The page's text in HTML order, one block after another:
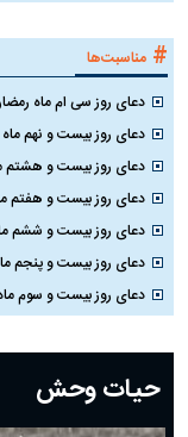
# مناسبت‌ها
دعای روز سی ام ماه رمضان؛ ۲۹ اسفند
دعای روز بیست و نهم ماه رمضان؛
دعای روز بیست و هشتم ماه
دعای روز بیست و هفتم ماه
دعای روز بیست و ششم ماه رمضان؛
دعای روز بیست و پنجم ماه رمضان؛
دعای روز بیست و سوم ماه رمضان؛
دعای روز بیستم ماه رمضان؛ ۱۹ اسفند
دعای روز هشتم ماه مبارک رمضان؛ ۷
دعای روز هفتم ماه رمضان؛ ۶ اسفند
حیات وحش